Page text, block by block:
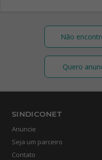
Não
Quero
SINDICONET
Anuncie
Seja um parceiro
Contato